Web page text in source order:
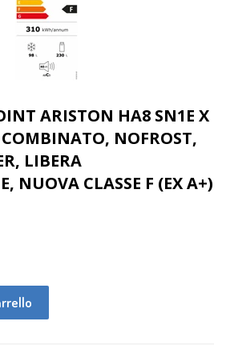
ARISTON HA8 SN1E X
NOFROST,
LIBERA
NUOVA CLASSE F (EX A+)